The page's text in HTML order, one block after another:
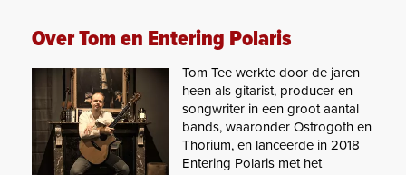
Over Tom en Entering Polaris
Tom Tee werkte door de jaren
heen als gitarist, producer en
songwriter in een groot aantal
bands, waaronder Ostrogoth en
Thorium, en lanceerde in 2018
Entering Polaris met het